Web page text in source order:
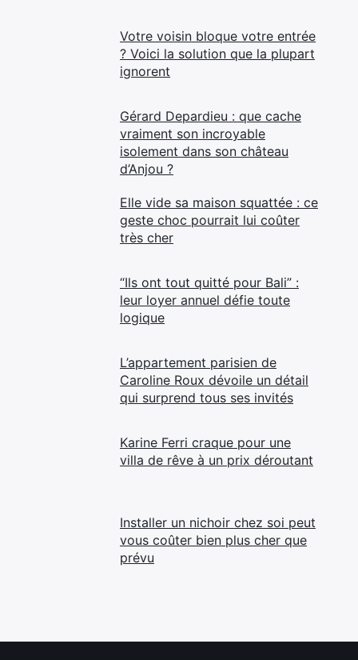
Votre voisin bloque votre entrée
? Voici la solution que la plupart
ignorent
Gérard Depardieu : que cache
vraiment son incroyable
isolement dans son château
d’Anjou ?
Elle vide sa maison squattée : ce
geste choc pourrait lui coûter
très cher
“Ils ont tout quitté pour Bali” :
leur loyer annuel défie toute
logique
L’appartement parisien de
Caroline Roux dévoile un détail
qui surprend tous ses invités
Karine Ferri craque pour une
villa de rêve à un prix déroutant
Installer un nichoir chez soi peut
vous coûter bien plus cher que
prévu